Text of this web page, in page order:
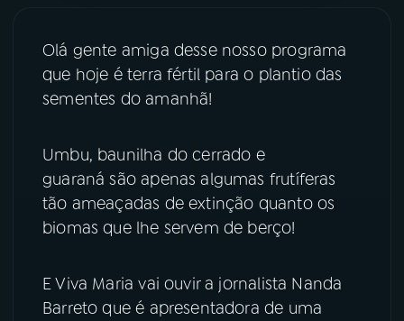
08FESTIVAL DE MÚSICA
YouTube Facebook
Olá gente amiga desse nosso programa
que hoje é terra fértil para o plantio das
sementes do amanhã!
Umbu, baunilha do cerrado e
guaraná são apenas algumas frutíferas
tão ameaçadas de extinção quanto os
biomas que lhe servem de berço!
E Viva Maria vai ouvir a jornalista Nanda
Barreto que é apresentadora de uma